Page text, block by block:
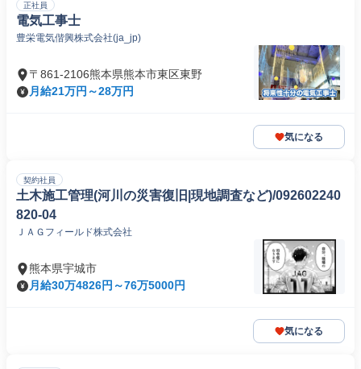
正社員
電気工事士
豊栄電気偕興株式会社(ja_jp)
〒861-2106熊本県熊本市東区東野
月給21万円～28万円
気になる
契約社員
土木施工管理(河川の災害復旧|現地調査など)/092602240
820-04
ＪＡＧフィールド株式会社
熊本県宇城市
月給30万4826円～76万5000円
気になる